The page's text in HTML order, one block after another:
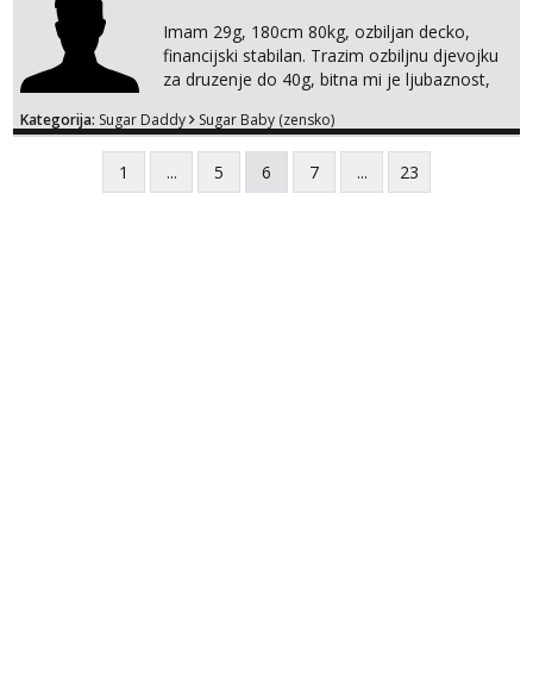
Pozdrav
Imam 29g, 180cm 80kg, ozbiljan decko,
financijski stabilan. Trazim ozbiljnu djevojku
za druzenje do 40g, bitna mi je ljubaznost,
predstavis sa opisom i slikom, o nagradi
mozemo preko emaila pricat.
Kategorija: Sugar Daddy Sugar Baby (zensko)
1 ... 5 6 7 ... 23